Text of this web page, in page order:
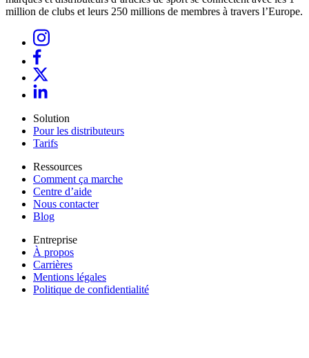
million de clubs et leurs 250 millions de membres à travers l’Europe.
Solution
Pour les distributeurs
Tarifs
Ressources
Comment ça marche
Centre d’aide
Nous contacter
Blog
Entreprise
À propos
Carrières
Mentions légales
Politique de confidentialité